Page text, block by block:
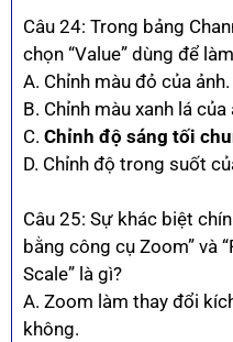
Câu 24: Trong bảng
chọn “Value” dùng để
A. Chỉnh màu đỏ của ảnh.
B. Chỉnh màu xanh lá của
C. Chỉnh độ sáng tối
D. Chỉnh độ trong suốt
Câu 25: Sự khác biệt
bằng công cụ Zoom” và
Scale” là gì?
A. Zoom làm thay đổi
không.